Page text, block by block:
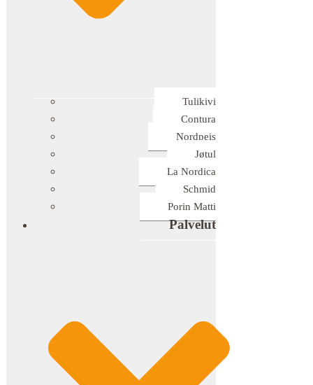
Tulikivi
Contura
Nordpeis
Jøtul
La Nordica
Schmid
Porin Matti
Palvelut